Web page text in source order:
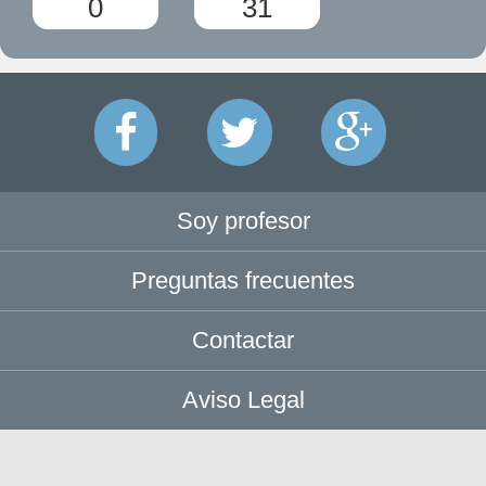
0 31
Soy profesor
Preguntas frecuentes
Contactar
Aviso Legal